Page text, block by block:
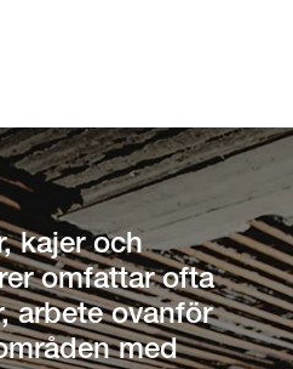
kajer och
omfattar ofta
arbete ovanför
med